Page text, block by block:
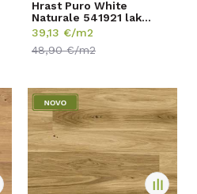
Hrast Puro White
Naturale 541921 lak
13,5/180/2200mm p=3,1...
39,13 €/m2
48,90€/m2